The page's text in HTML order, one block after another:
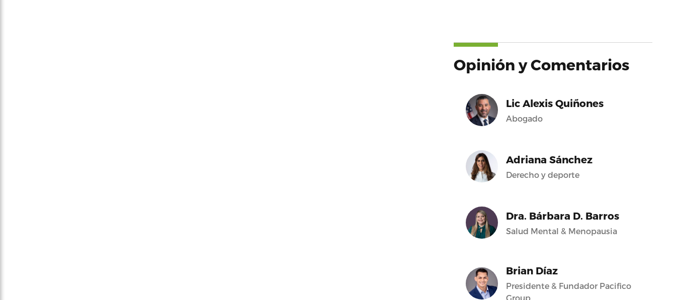
Opinión y Comentarios
Lic Alexis Quiñones
Abogado
Adriana Sánchez
Derecho y deporte
Dra. Bárbara D. Barros
Salud Mental & Menopausia
Brian Díaz
Presidente & Fundador Pacifico
Group